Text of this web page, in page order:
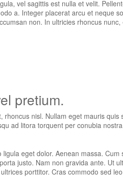
vel sagittis est nulla et velit.
a. Integer placerat arcu et neque
non. In ultricies rhoncus
pretium.
nisl. Nullam eget mauris
ad litora torquent per conubia
eget dolor. Aenean massa.
justo. Nam non gravida ante. Ut
porttitor. Cras commodo sed